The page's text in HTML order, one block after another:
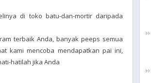
di toko batu-dan-mortir daripada
terbaik Anda, banyak peeps semua
kami mencoba mendapatkan pai ini,
hatilah jika Anda